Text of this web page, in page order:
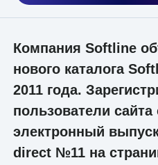
Компания Softline
нового каталога
2011 года.
пользователи
электронный
direct №11 на